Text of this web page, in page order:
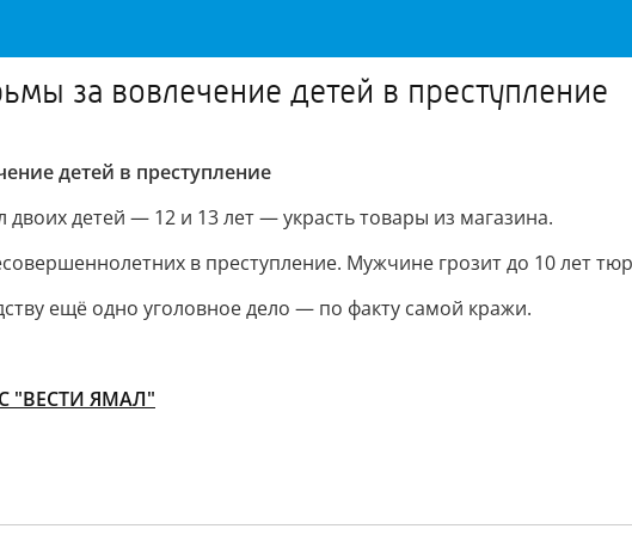
за вовлечение детей в преступление
детей в преступление
детей — 12 и 13 лет — украсть товары из магазина.
в преступление. Мужчине грозит до 10 лет
ещё одно уголовное дело — по факту самой кражи.
"ВЕСТИ ЯМАЛ"